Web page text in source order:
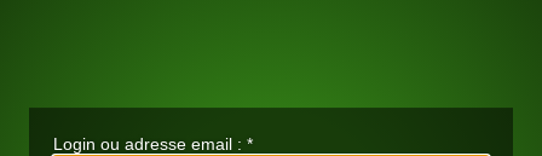
Login ou adresse email : *